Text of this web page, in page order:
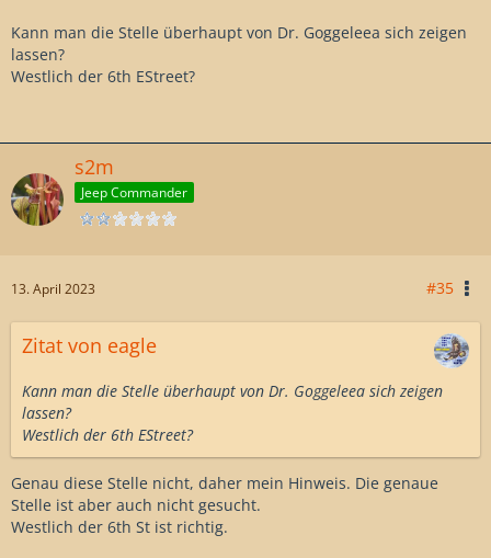
Kann man die Stelle überhaupt von Dr. Goggeleea sich zeigen
lassen?
Westlich der 6th EStreet?
s2m
Jeep Commander
13. April 2023 #35
Zitat von eagle
Kann man die Stelle überhaupt von Dr. Goggeleea sich zeigen
lassen?
Westlich der 6th EStreet?
Genau diese Stelle nicht, daher mein Hinweis. Die genaue
Stelle ist aber auch nicht gesucht.
Westlich der 6th St ist richtig.